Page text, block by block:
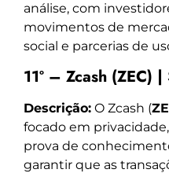
análise, com
movimentos de
social e parcerias de
11º – Zcash (ZEC)
Descrição: O Zcash (
focado em
prova de
garantir que as